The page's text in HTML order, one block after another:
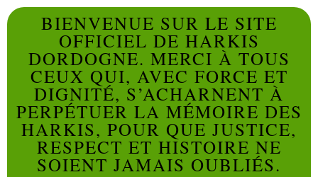
BIENVENUE SUR LE SITE
OFFICIEL DE HARKIS
DORDOGNE. MERCI À TOUS
CEUX QUI, AVEC FORCE ET
DIGNITÉ, S’ACHARNENT À
PERPÉTUER LA MÉMOIRE DES
HARKIS, POUR QUE JUSTICE,
RESPECT ET HISTOIRE NE
SOIENT JAMAIS OUBLIÉS.